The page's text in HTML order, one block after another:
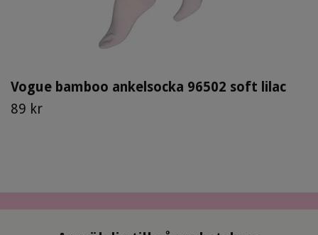
Vogue bamboo ankelsocka 96502 soft lilac
89 kr